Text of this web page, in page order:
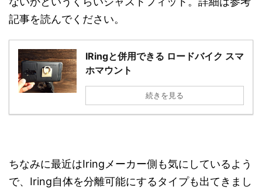
記事を読んでください。
IRingと併用できる ロードバイク スマ
ホマウント
続きを見る
ちなみに最近はIringメーカー側も気にしているよう
で、Iring自体を分離可能にするタイプも出てきまし